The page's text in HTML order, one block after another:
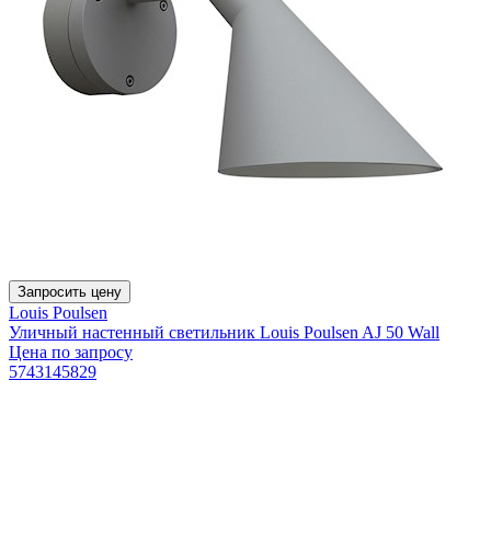
Запросить цену
Louis Poulsen
Уличный настенный светильник Louis Poulsen AJ 50 Wall
Цена по запросу
5743145829